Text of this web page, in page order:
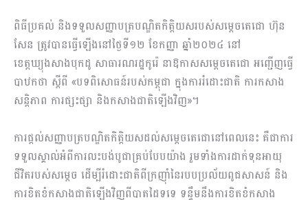
ពិធីប្រគល់ និងទទួលសញ្ញាបត្របណ្ឌិតកិត្តិយសរបស់សម្តេចតេជោ ហ៊ុន
សែន ត្រូវបានធ្វើឡើងនៅថ្ងៃទី១២ ខែកញ្ញា ឆ្នាំ២០២៤ នៅ
ខេត្តឃ្យុងសាងបុកដូ សាធារណរដ្ឋកូរ៉េ នាឱកាសសម្តេចតេជោ អញ្ជើញធ្វើ
បាឋកថា ស្តីពី «បទពិសោធន៍របស់កម្ពុជា ក្នុងការរំដោះជាតិ ការកសាង
សន្តិភាព ការផ្សះផ្សា និងកសាងជាតិឡើងវិញ»។
ការផ្តល់សញ្ញាបត្របណ្ឌិតកិត្តិយសដល់សម្តេចតេជោនៅពេលនេះ គឺជាការ
ទទួលស្គាល់អំពីការលះបង់បូជាគ្រប់បែបយ៉ាង រួមទាំងការដាក់ទុនអាយុ
ជីវិតរបស់សម្តេច ដើម្បីរំដោះជាតិពីក្រញ៉ាំនៃរបបប្រល័យពូជសាសន៍ និង
ការខិតខំកសាងជាតិឡើងវិញពីបាតដៃទទេ ទន្ទឹមនឹងការខិតខំកសាង